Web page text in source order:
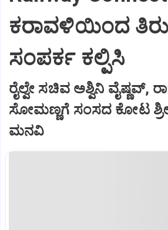
ಕರಾವಳಿಯಿಂದ
ಸಂಪರ್ಕ ಕಲ್ಪಿಸಿ
ರೈಲ್ವೇ ಸಚಿವ ಅಶ್ವಿ‌ನಿ ವೈಷ್ಣವ್‌,
ಸೋಮಣ್ಣಗೆ ಸಂಸದ ಕೋಟ
ಮನವಿ